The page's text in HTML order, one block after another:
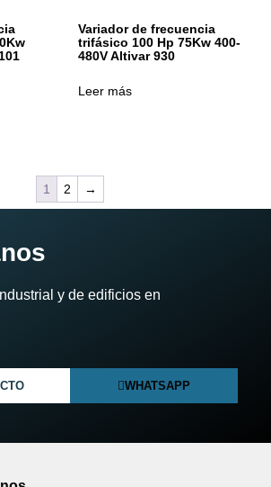
Variador de frecuencia
trifásico 100 Hp 75Kw 400-
480V Altivar 930
Leer más
1 2 →
y de edificios en
WHATSAPP